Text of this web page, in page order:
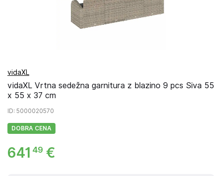
vidaXL
vidaXL Vrtna sedežna garnitura z blazino 9 pcs Siva 55
x 55 x 37 cm
ID: 5000020570
DOBRA CENA
641 49 €